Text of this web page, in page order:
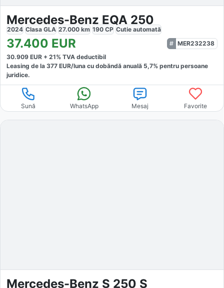
Mercedes-Benz EQA 250
2024 Clasa GLA 27.000 km 190 CP Cutie automată
37.400 EUR
MER232238
30.909 EUR + 21% TVA deductibil
Leasing de la 377 EUR/luna cu dobăndă anuală 5,7% pentru persoane
juridice.
Sună WhatsApp Mesaj Favorite
Mercedes-Benz S 250 S